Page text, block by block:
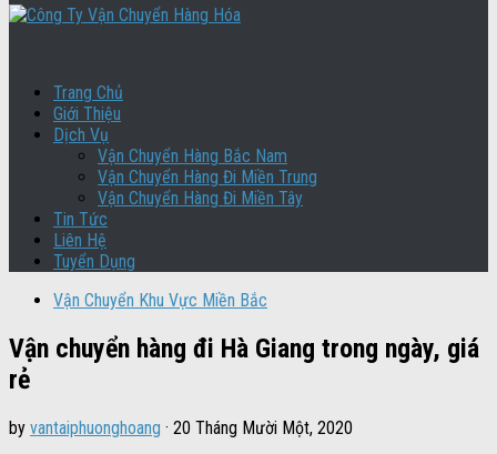
Trang Chủ
Giới Thiệu
Dịch Vụ
Vận Chuyển Hàng Bắc Nam
Vận Chuyển Hàng Đi Miền Trung
Vận Chuyển Hàng Đi Miền Tây
Tin Tức
Liên Hệ
Tuyển Dụng
Vận Chuyển Khu Vực Miền Bắc
Vận chuyển hàng đi Hà Giang trong ngày, giá
rẻ
by vantaiphuonghoang · 20 Tháng Mười Một, 2020